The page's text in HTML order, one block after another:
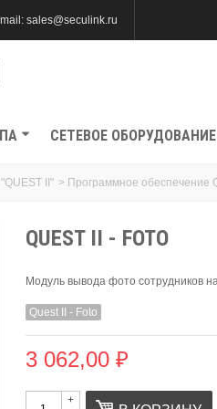
sales@seculink.ru
СЕТЕВОЕ ОБОРУДОВАНИЕ
II" > Программное обеспечение
QUEST II - FOTO
Модуль вывода фото сотрудников
Quest II - Foto
3 062,00 ₽
+